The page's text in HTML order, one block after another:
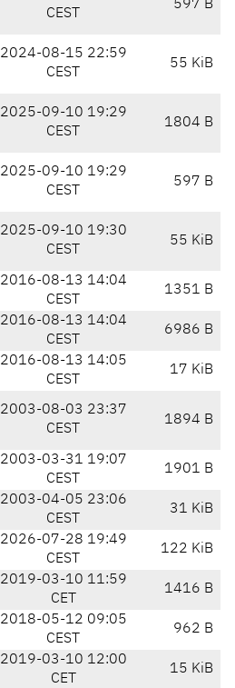
CEST
597 B
2024-08-15 22:59
CEST
55 KiB
2025-09-10 19:29
CEST
1804 B
2025-09-10 19:29
CEST
597 B
2025-09-10 19:30
CEST
55 KiB
2016-08-13 14:04
CEST
1351 B
2016-08-13 14:04
CEST
6986 B
2016-08-13 14:05
CEST
17 KiB
2003-08-03 23:37
CEST
1894 B
2003-03-31 19:07
CEST
1901 B
2003-04-05 23:06
CEST
31 KiB
2026-07-28 19:49
CEST
122 KiB
2019-03-10 11:59
CET
1416 B
2018-05-12 09:05
CEST
962 B
2019-03-10 12:00
CET
15 KiB